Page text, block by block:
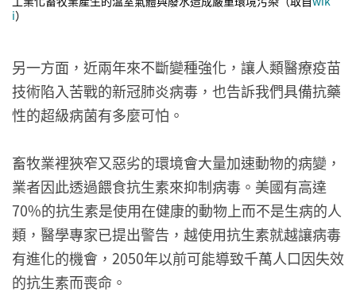
i）
另一方面，近兩年來不斷變種強化，讓人類醫療疫苗
技術陷入苦戰的新冠肺炎病毒，也告訴我們具備抗藥
性的超級病菌有多麼可怕。
畜牧業裡狹窄又惡劣的環境會大量加速動物的病變，
業者因此透過餵食抗生素來抑制病毒。美國有高達
70%的抗生素是使用在健康的動物上而不是生病的人
類，醫學專家已提出警告，越使用抗生素就越讓病毒
有進化的機會，2050年以前可能導致千萬人口因失效
的抗生素而喪命。